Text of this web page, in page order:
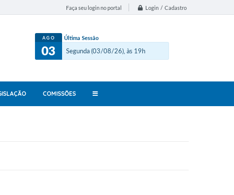
Faça seu login no portal Login / Cadastro
AGO
03
Última Sessão
Segunda (03/08/26), às 19h
COMISSÕES